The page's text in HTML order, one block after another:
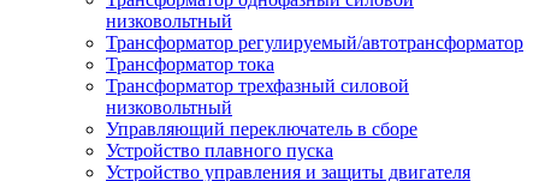
низковольтный
Трансформатор регулируемый/автотрансформатор
Трансформатор тока
Трансформатор трехфазный силовой
низковольтный
Управляющий переключатель в сборе
Устройство плавного пуска
Устройство управления и защиты двигателя